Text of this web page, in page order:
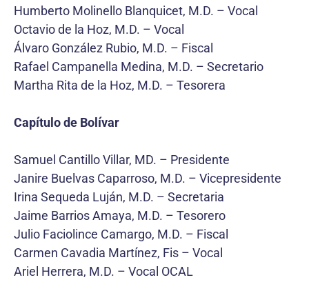
Humberto Molinello Blanquicet, M.D. – Vocal
Octavio de la Hoz, M.D. – Vocal
Álvaro González Rubio, M.D. – Fiscal
Rafael Campanella Medina, M.D. – Secretario
Martha Rita de la Hoz, M.D. – Tesorera
Capítulo de Bolívar
Samuel Cantillo Villar, MD. – Presidente
Janire Buelvas Caparroso, M.D. – Vicepresidente
Irina Sequeda Luján, M.D. – Secretaria
Jaime Barrios Amaya, M.D. – Tesorero
Julio Faciolince Camargo, M.D. – Fiscal
Carmen Cavadia Martínez, Fis – Vocal
Ariel Herrera, M.D. – Vocal OCAL